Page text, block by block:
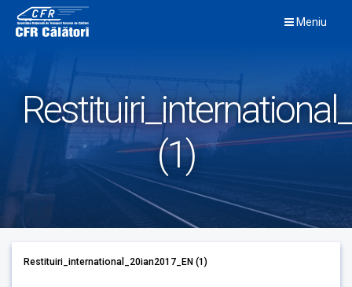
content
Meniu
(1)
Restituiri_international_20ian2017_EN (1)